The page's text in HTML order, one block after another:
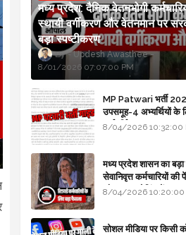
मध्य प्रदेश: दैनिक वेतनभोगी
स्थायी वर्गीकरण और वेतनमान पर
बड़ा स्पष्टीकरण
Updesh Awasthee
8/01/2026 07:07:00 PM
MP Patwari भर्ती
उपसमूह-4 अभ्यर्थियों के
मार्गदर्शिका
8/04/2026 10:32:00
मध्य प्रदेश शासन का
सेवानिवृत्त कर्मचारियों की
और बजट कोडिंग में हुए
8/04/2026 10:20:00
सोशल मीडिया पर किसी